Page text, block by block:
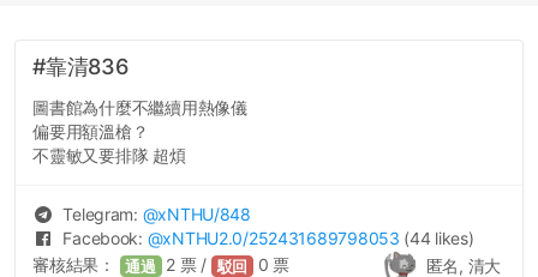
#靠清836
圖書館為什麼不繼續用熱像儀
偏要用額溫槍？
不靈敏又要排隊 超煩
Telegram: @xNTHU/848
Facebook: @xNTHU2.0/252431689798053 (44 likes)
匿名, 清大
審核結果： 通過 2 票 / 駁回 0 票